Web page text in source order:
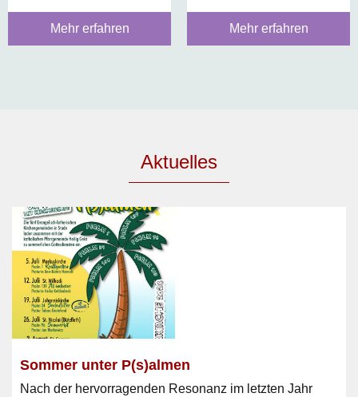
Mehr erfahren Mehr erfahren
Aktuelles
Sommer unter P(s)almen
Nach der hervorragenden Resonanz im letzten Jahr